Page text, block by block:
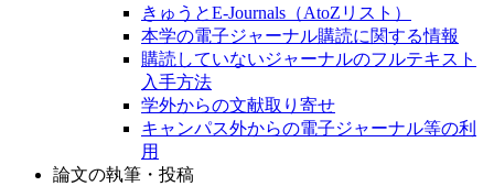
きゅうとE-Journals（AtoZリスト）
本学の電子ジャーナル購読に関する情報
購読していないジャーナルのフルテキスト
入手方法
学外からの文献取り寄せ
キャンパス外からの電子ジャーナル等の利
用
論文の執筆・投稿